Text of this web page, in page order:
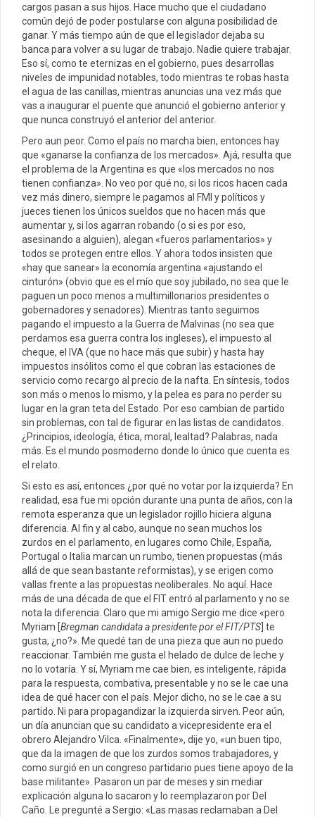
cargos pasan a sus hijos. Hace mucho que el ciudadano
común dejó de poder postularse con alguna posibilidad de
ganar. Y más tiempo aún de que el legislador dejaba su
banca para volver a su lugar de trabajo. Nadie quiere trabajar.
Eso sí, como te eternizas en el gobierno, pues desarrollas
niveles de impunidad notables, todo mientras te robas hasta
el agua de las canillas, mientras anuncias una vez más que
vas a inaugurar el puente que anunció el gobierno anterior y
que nunca construyó el anterior del anterior.
Pero aun peor. Como el país no marcha bien, entonces hay
que «ganarse la confianza de los mercados». Ajá, resulta que
el problema de la Argentina es que «los mercados no nos
tienen confianza». No veo por qué no, si los ricos hacen cada
vez más dinero, siempre le pagamos al FMI y políticos y
jueces tienen los únicos sueldos que no hacen más que
aumentar y, si los agarran robando (o si es por eso,
asesinando a alguien), alegan «fueros parlamentarios» y
todos se protegen entre ellos. Y ahora todos insisten que
«hay que sanear» la economía argentina «ajustando el
cinturón» (obvio que es el mío que soy jubilado, no sea que le
paguen un poco menos a multimillonarios presidentes o
gobernadores y senadores). Mientras tanto seguimos
pagando el impuesto a la Guerra de Malvinas (no sea que
perdamos esa guerra contra los ingleses), el impuesto al
cheque, el IVA (que no hace más que subir) y hasta hay
impuestos insólitos como el que cobran las estaciones de
servicio como recargo al precio de la nafta. En síntesis, todos
son más o menos lo mismo, y la pelea es para no perder su
lugar en la gran teta del Estado. Por eso cambian de partido
sin problemas, con tal de figurar en las listas de candidatos.
¿Principios, ideología, ética, moral, lealtad? Palabras, nada
más. Es el mundo posmoderno donde lo único que cuenta es
el relato.
Si esto es así, entonces ¿por qué no votar por la izquierda? En
realidad, esa fue mi opción durante una punta de años, con la
remota esperanza que un legislador rojillo hiciera alguna
diferencia. Al fin y al cabo, aunque no sean muchos los
zurdos en el parlamento, en lugares como Chile, España,
Portugal o Italia marcan un rumbo, tienen propuestas (más
allá de que sean bastante reformistas), y se erigen como
vallas frente a las propuestas neoliberales. No aquí. Hace
más de una década de que el FIT entró al parlamento y no se
nota la diferencia. Claro que mi amigo Sergio me dice «pero
Myriam [Bregman candidata a presidente por el FIT/PTS ] te
gusta, ¿no?». Me quedé tan de una pieza que aun no puedo
reaccionar. También me gusta el helado de dulce de leche y
no lo votaría. Y sí, Myriam me cae bien, es inteligente, rápida
para la respuesta, combativa, presentable y no se le cae una
idea de qué hacer con el país. Mejor dicho, no se le cae a su
partido. Ni para propagandizar la izquierda sirven. Peor aún,
un día anuncian que su candidato a vicepresidente era el
obrero Alejandro Vilca. «Finalmente», dije yo, «un buen tipo,
que da la imagen de que los zurdos somos trabajadores, y
como surgió en un congreso partidario pues tiene apoyo de la
base militante». Pasaron un par de meses y sin mediar
explicación alguna lo sacaron y lo reemplazaron por Del
Caño. Le pregunté a Sergio: «Las masas reclamaban a Del